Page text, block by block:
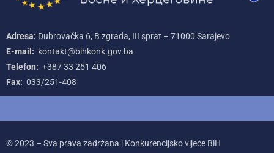
Adresa: Dubrovačka 6, B zgrada, III sprat – 71000‌ Sarajevo
E-mail: kontakt@bihkonk.gov.ba
Telefon: +387‌ 33‌ 251‌ 406
Fax: 033/251-408
© 2023 – Sva prava zadržana | Konkurencijsko vijeće BiH